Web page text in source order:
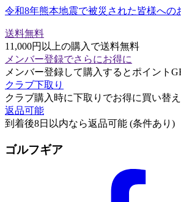
令和8年熊本地震で被災された皆様への
送料無料
11,000円以上の購入で送料無料
メンバー登録でさらにお得に
メンバー登録して購入するとポイント
クラブ下取り
クラブ購入時に下取りでお得に買い替え
返品可能
到着後8日以内なら返品可能 (条件あり)
ゴルフギア